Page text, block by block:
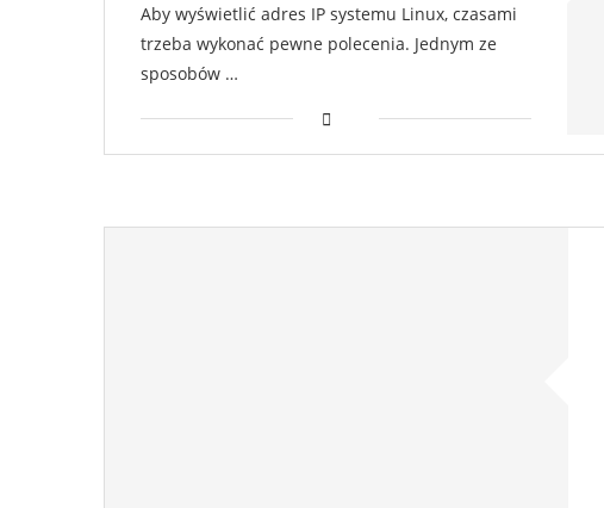
Aby wyświetlić adres IP systemu Linux, czasami
trzeba wykonać pewne polecenia. Jednym ze
sposobów …